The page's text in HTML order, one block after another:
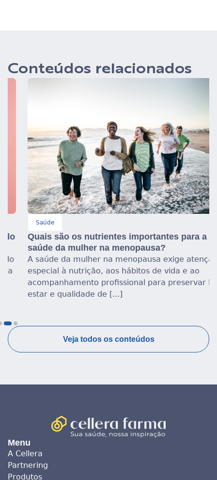
Conteúdos relacionados
Quais são os nutrientes importantes para a
saúde da mulher na menopausa?
A saúde da mulher na menopausa exige atenção
especial à nutrição, aos hábitos de vida e ao
acompanhamento profissional para preservar bem-
estar e qualidade de [...]
Veja todos os conteúdos
Menu
A Cellera
Partnering
Produtos